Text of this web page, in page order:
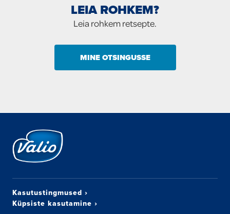
LEIA ROHKEM?
Leia rohkem retsepte.
MINE OTSINGUSSE
Kasutustingmused ›
Küpsiste kasutamine ›